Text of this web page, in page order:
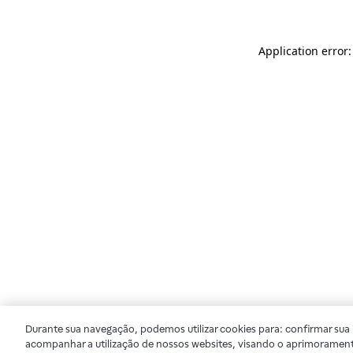
Application
Durante sua navegação, podemos utilizar cookies para: confirmar
acompanhar a utilização de nossos websites, visando o